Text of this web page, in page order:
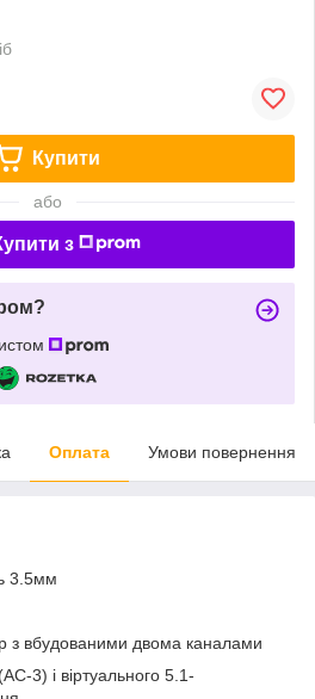
Купити
або
з
Оплата Умови повернення
3.5мм
з вбудованими двома каналами
3) і віртуального 5.1-